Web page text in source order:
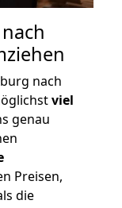
nach
viel
genau
Preisen,
die